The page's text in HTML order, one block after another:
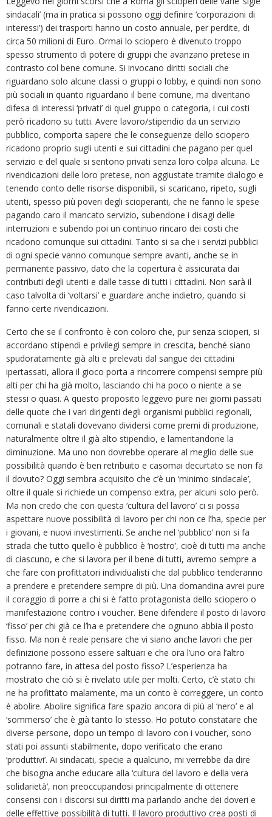
sindacali’ (ma in pratica si possono oggi definire ‘corporazioni di
interessi’) dei trasporti hanno un costo annuale, per perdite, di
circa 50 milioni di Euro. Ormai lo sciopero è divenuto troppo
spesso strumento di potere di gruppi che avanzano pretese in
contrasto col bene comune. Si invocano diritti sociali che
riguardano solo alcune classi o gruppi o lobby, e quindi non sono
più sociali in quanto riguardano il bene comune, ma diventano
difesa di interessi ‘privati’ di quel gruppo o categoria, i cui costi
però ricadono su tutti. Avere lavoro/stipendio da un servizio
pubblico, comporta sapere che le conseguenze dello sciopero
ricadono proprio sugli utenti e sui cittadini che pagano per quel
servizio e del quale si sentono privati senza loro colpa alcuna. Le
rivendicazioni delle loro pretese, non aggiustate tramite dialogo e
tenendo conto delle risorse disponibili, si scaricano, ripeto, sugli
utenti, spesso più poveri degli scioperanti, che ne fanno le spese
pagando caro il mancato servizio, subendone i disagi delle
interruzioni e subendo poi un continuo rincaro dei costi che
ricadono comunque sui cittadini. Tanto si sa che i servizi pubblici
di ogni specie vanno comunque sempre avanti, anche se in
permanente passivo, dato che la copertura è assicurata dai
contributi degli utenti e dalle tasse di tutti i cittadini. Non sarà il
caso talvolta di ‘voltarsi’ e guardare anche indietro, quando si
fanno certe rivendicazioni.
Certo che se il confronto è con coloro che, pur senza scioperi, si
accordano stipendi e privilegi sempre in crescita, benché siano
spudoratamente già alti e prelevati dal sangue dei cittadini
ipertassati, allora il gioco porta a rincorrere compensi sempre più
alti per chi ha già molto, lasciando chi ha poco o niente a se
stessi o quasi. A questo proposito leggevo pure nei giorni passati
delle quote che i vari dirigenti degli organismi pubblici regionali,
comunali e statali dovevano dividersi come premi di produzione,
naturalmente oltre il già alto stipendio, e lamentandone la
diminuzione. Ma uno non dovrebbe operare al meglio delle sue
possibilità quando è ben retribuito e casomai decurtato se non fa
il dovuto? Oggi sembra acquisito che c’è un ‘minimo sindacale’,
oltre il quale si richiede un compenso extra, per alcuni solo però.
Ma non credo che con questa ‘cultura del lavoro’ ci si possa
aspettare nuove possibilità di lavoro per chi non ce l’ha, specie per
i giovani, e nuovi investimenti. Se anche nel ‘pubblico’ non si fa
strada che tutto quello è pubblico è ‘nostro’, cioè di tutti ma anche
di ciascuno, e che si lavora per il bene di tutti, avremo sempre a
che fare con profittatori individualisti che dal pubblico tenderanno
a prendere e pretendere sempre di più. Una domandina avrei pure
il coraggio di porre a chi si è fatto protagonista dello sciopero o
manifestazione contro i voucher. Bene difendere il posto di lavoro
‘fisso’ per chi già ce l’ha e pretendere che ognuno abbia il posto
fisso. Ma non è reale pensare che vi siano anche lavori che per
definizione possono essere saltuari e che ora l’uno ora l’altro
potranno fare, in attesa del posto fisso? L’esperienza ha
mostrato che ciò si è rivelato utile per molti. Certo, c’è stato chi
ne ha profittato malamente, ma un conto è correggere, un conto
è abolire. Abolire significa fare spazio ancora di più al ‘nero’ e al
‘sommerso’ che è già tanto lo stesso. Ho potuto constatare che
diverse persone, dopo un tempo di lavoro con i voucher, sono
stati poi assunti stabilmente, dopo verificato che erano
‘produttivi’. Ai sindacati, specie a qualcuno, mi verrebbe da dire
che bisogna anche educare alla ‘cultura del lavoro e della vera
solidarietà’, non preoccupandosi principalmente di ottenere
consensi con i discorsi sui diritti ma parlando anche dei doveri e
delle effettive possibilità di tutti. Il lavoro produttivo crea posti di